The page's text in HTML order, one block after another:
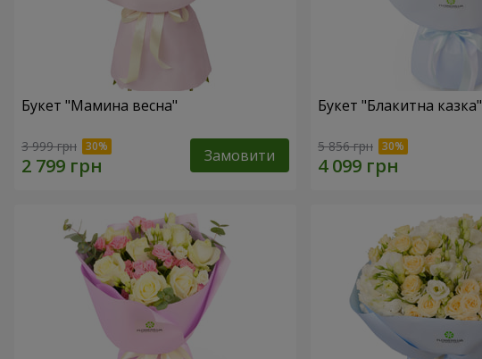
Букет "Мамина весна"
3 999 грн Замовити
Букет "Блакитна казка"
5 856 грн